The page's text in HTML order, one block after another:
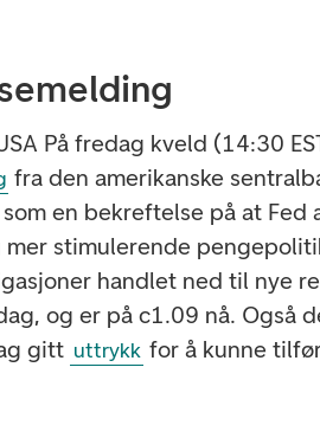
På fredag kveld (14:30
fra den amerikanske
en bekreftelse på at Fed
stimulerende
handlet ned til nye
og er på c1.09 nå. Også
gitt uttrykk for å kunne